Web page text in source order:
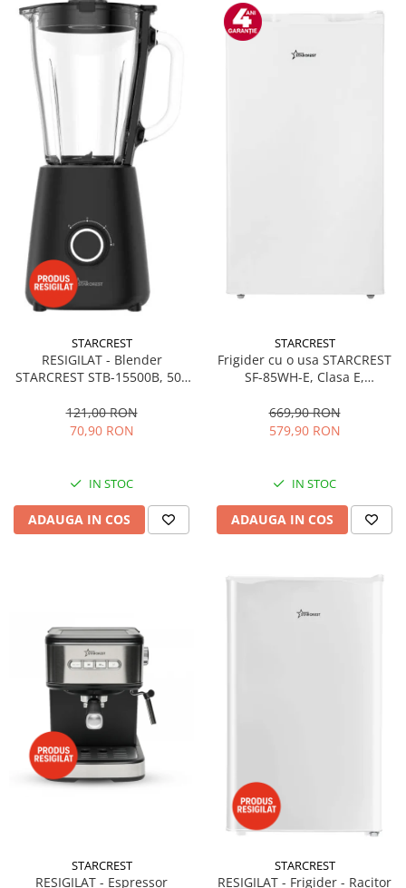
STARCREST
RESIGILAT - Blender
STARCREST STB-15500B, 500
Pulse, Negru
121,00 RON
70,90 RON
IN STOC
ADAUGA IN COS
STARCREST
Frigider cu o usa STARCREST
SF-85WH-E, Clasa E,
interioara, Compartiment
gheata, H 82 cm, Alb
669,90 RON
579,90 RON
IN STOC
ADAUGA IN COS
STARCREST
RESIGILAT - Espressor
STARCREST
RESIGILAT - Frigider - Racitor